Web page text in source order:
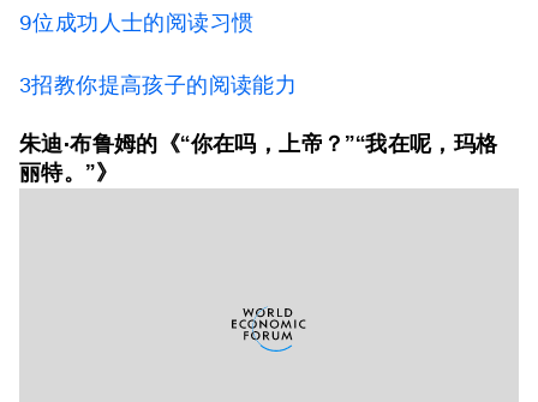
9位成功人士的阅读习惯
3招教你提高孩子的阅读能力
朱迪·布鲁姆的《“你在吗，上帝？”“我在呢，玛格
丽特。”》